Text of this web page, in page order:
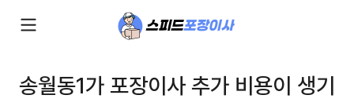
송월동1가 포장이사 추가 비용이 생기